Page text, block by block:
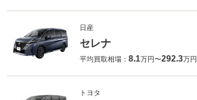
日産
セレナ
平均買取相場： 8.1万円〜292.3万円
トヨタ